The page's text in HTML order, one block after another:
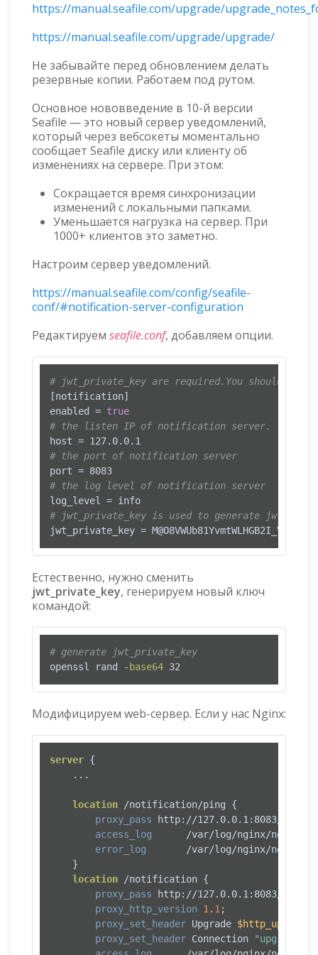
https://manual.seafile.com/upgrade/
https://manual.seafile.com/upgrade/upgrade/
Не забывайте перед обновлением делать
резервные копии. Работаем под рутом.
Основное нововведение в 10-й версии
Seafile — это новый сервер уведомлений,
который через вебсокеты моментально
сообщает Seafile диску или клиенту об
изменениях на сервере. При этом:
Сокращается время синхронизации
изменений с локальными папками.
Уменьшается нагрузка на сервер. При
1000+ клиентов это заметно.
Настроим сервер уведомлений.
https://manual.seafile.com/config/seafile-
conf/#notification-server-configuration
Редактируем seafile.conf, добавляем опции.
# jwt_private_key are required.You should
[notification]
enabled = true
# the listen IP of notification server. (Do not
# the port of notification server
# the log level of notification server
# jwt_private_key is used to generate jwt
jwt_private_key = M@O8VWUb81YvmtWLHGB2I_V7di5-
Естественно, нужно сменить
jwt_private_key, генерируем новый ключ
командой:
# generate jwt_private_key
openssl rand - base64 32
Модифицируем web-сервер. Если у нас Nginx:
server {
    ...
location /notification/ping {
proxy_pass http://127.0.0.1:8083/ping;
access_log
/var/log/nginx/
error_log
/var/log/nginx/
    }
location /notification {
proxy_pass http://127.0.0.1:8083/;
proxy_http_version
1 . 1 ;
proxy_set_header Upgrade $http_upgrade
proxy_set_header Connection "upgrade"